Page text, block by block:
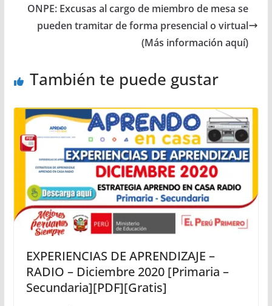
ONPE: Excusas al cargo de miembro de mesa se
pueden tramitar de forma presencial o virtual
(Más información aquí)
También te puede gustar
EXPERIENCIAS DE APRENDIZAJE –
RADIO – Diciembre 2020 [Primaria –
Secundaria][PDF][Gratis]